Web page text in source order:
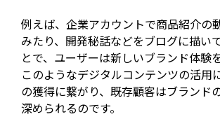
例えば、企業アカウントで商品紹介の
みたり、開発秘話などをブログに描い
とで、ユーザーは新しいブランド体験
このようなデジタルコンテンツの活用
の獲得に繋がり、既存顧客はブランド
深められるのです。